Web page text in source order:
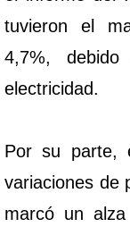
tuvieron el
4,7%,
electricidad.
Por su parte,
variaciones de
marcó un